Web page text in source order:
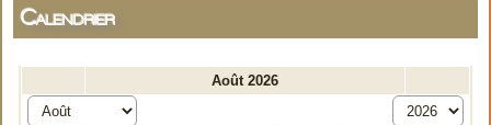
Calendrier